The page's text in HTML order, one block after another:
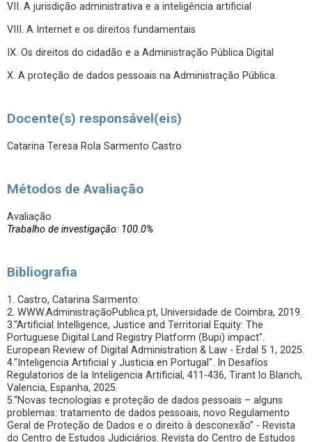
VII. A jurisdição administrativa e a inteligência artificial
VIII. A Internet e os direitos fundamentais
IX. Os direitos do cidadão e a Administração Pública Digital
X. A proteção de dados pessoais na Administração Pública.
Docente(s) responsável(eis)
Catarina Teresa Rola Sarmento Castro
Métodos de Avaliação
Avaliação
Trabalho de investigação: 100.0%
Bibliografia
1. Castro, Catarina Sarmento:
2. WWW.AdministraçãoPublica.pt, Universidade de Coimbra, 2019.
3."Artificial Intelligence, Justice and Territorial Equity: The
Portuguese Digital Land Registry Platform (Bupi) impact".
European Review of Digital Administration & Law - Erdal 5 1, 2025.
4."Inteligencia Artificial y Justicia en Portugal". In Desafíos
Regulatorios de la Inteligencia Artificial, 411-436, Tirant lo Blanch,
Valencia, Espanha, 2025.
5.“Novas tecnologias e proteção de dados pessoais – alguns
problemas: tratamento de dados pessoais, novo Regulamento
Geral de Proteção de Dados e o direito à desconexão” - Revista
do Centro de Estudos Judiciários. Revista do Centro de Estudos